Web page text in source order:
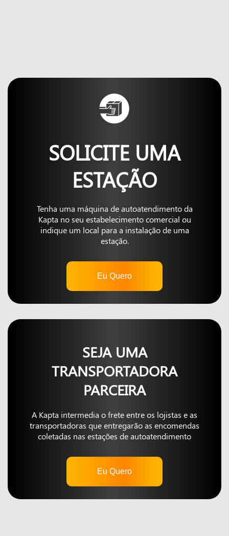
SOLICITE UMA
ESTAÇÃO
Tenha uma máquina de autoatendimento da
Kapta no seu estabelecimento comercial ou
indique um local para a instalação de uma
estação.
Eu Quero
SEJA UMA
TRANSPORTADORA
PARCEIRA
A Kapta intermedia o frete entre os lojistas e as
transportadoras que entregarão as encomendas
coletadas nas estações de autoatendimento
Eu Quero